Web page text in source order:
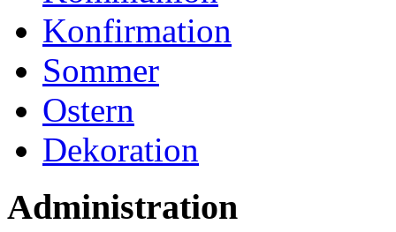
Konfirmation
Sommer
Ostern
Dekoration
Administration